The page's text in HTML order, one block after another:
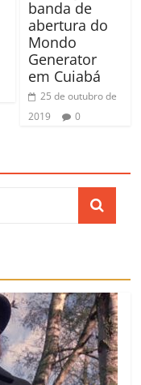
banda de
abertura do
Mondo
Generator
em Cuiabá
25 de outubro de
2019
0